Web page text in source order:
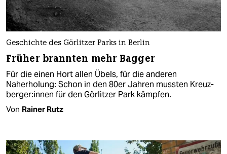
Geschichte des Görlitzer Parks in Berlin
Früher brannten mehr Bagger
Für die einen Hort allen Übels, für die anderen
Naherholung: Schon in den 80er Jahren mussten Kreuz­
ber­ge­r:in­nen für den Görlitzer Park kämpfen.
Von Rainer Rutz